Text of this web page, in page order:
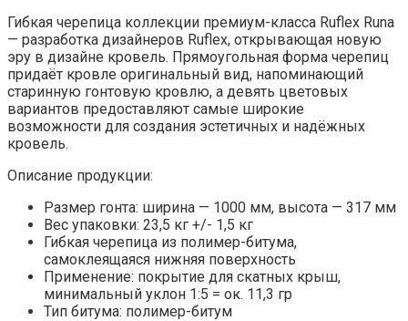
Гибкая черепица коллекции премиум-класса Ruflex Runa
— разработка дизайнеров Ruflex, открывающая новую
эру в дизайне кровель. Прямоугольная форма черепиц
придаёт кровле оригинальный вид, напоминающий
старинную гонтовую кровлю, а девять цветовых
вариантов предоставляют самые широкие
возможности для создания эстетичных и надёжных
кровель.
Описание продукции:
Размер гонта: ширина — 1000 мм, высота — 317 мм
Вес упаковки: 23,5 кг +/- 1,5 кг
Гибкая черепица из полимер-битума,
самоклеящаяся нижняя поверхность
Применение: покрытие для скатных крыш,
минимальный уклон 1:5 = ок. 11,3 гр
Тип битума: полимер-битум